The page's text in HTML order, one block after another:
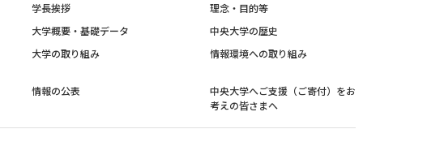
学長挨拶
理念・目的等
大学概要・基礎データ
中央大学の歴史
大学の取り組み 情報環境への取り組み
情報の公表
中央大学へご支援（ご寄付）をお
考えの皆さまへ